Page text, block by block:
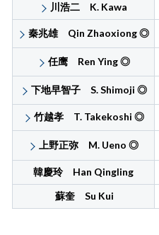
川浩二 K. Kawa
秦兆雄 Qin Zhaoxiong◎
任鹰 Ren Ying◎
下地早智子 S. Shimoji ◎
竹越孝 T. Takekoshi ◎
上野正弥 M. Ueno ◎
韓慶玲 Han Qingling
蘇奎 Su Kui